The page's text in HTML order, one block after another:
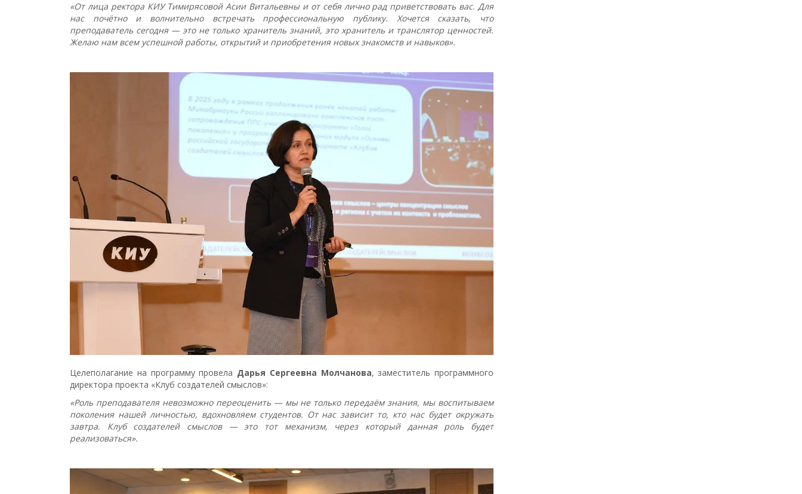
«От лица ректора КИУ Тимирясовой Асии Витальевны и от себя лично рад приветствовать вас. Для
нас почётно и волнительно встречать профессиональную публику. Хочется сказать, что
преподаватель сегодня — это не только хранитель знаний, это хранитель и транслятор ценностей.
Желаю нам всем успешной работы, открытий и приобретения новых знакомств и навыков».
Целеполагание на программу провела Дарья Сергеевна Молчанова, заместитель программного
директора проекта «Клуб создателей смыслов»:
«Роль преподавателя невозможно переоценить — мы не только передаём знания, мы воспитываем
поколения нашей личностью, вдохновляем студентов. От нас зависит то, кто нас будет окружать
завтра. Клуб создателей смыслов — это тот механизм, через который данная роль будет
реализоваться».